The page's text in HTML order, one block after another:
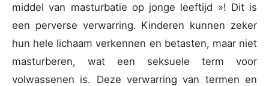
middel van masturbatie op jonge leeftijd »! Dit is
een perverse verwarring. Kinderen kunnen zeker
hun hele lichaam verkennen en betasten, maar niet
masturberen, wat een seksuele term voor
volwassenen is. Deze verwarring van termen en